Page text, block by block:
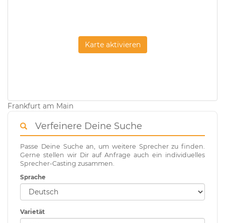
Karte aktivieren
Frankfurt am Main
Verfeinere Deine Suche
Passe Deine Suche an, um weitere Sprecher zu finden.
Gerne stellen wir Dir auf Anfrage auch ein individuelles
Sprecher-Casting zusammen.
Sprache
Varietät